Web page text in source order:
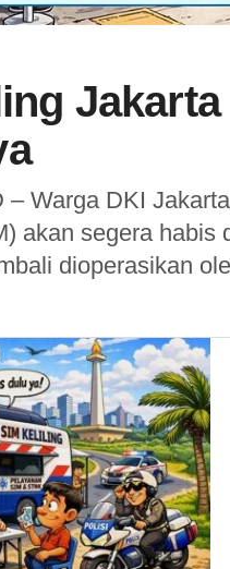
– Warga DKI
akan segera habis
dioperasikan